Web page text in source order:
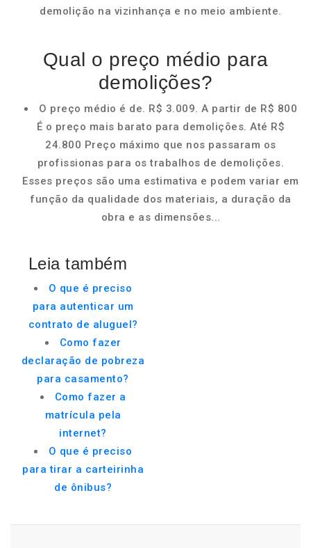
demolição na vizinhança e no meio ambiente.
Qual o preço médio para
demolições?
O preço médio é de. R$ 3.009. A partir de R$ 800
É o preço mais barato para demolições. Até R$
24.800 Preço máximo que nos passaram os
profissionas para os trabalhos de demolições.
Esses preços são uma estimativa e podem variar em
função da qualidade dos materiais, a duração da
obra e as dimensões...
Leia também
O que é preciso
para autenticar um
contrato de aluguel?
Como fazer
declaração de pobreza
para casamento?
Como fazer a
matrícula pela
internet?
O que é preciso
para tirar a carteirinha
de ônibus?